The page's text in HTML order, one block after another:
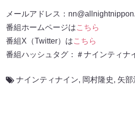
メールアドレス：
番組ホームページはこちら
番組X（Twitter）はこちら
番組ハッシュタグ：＃ナインティナ
ナインティナイン, 岡村隆史, 矢部